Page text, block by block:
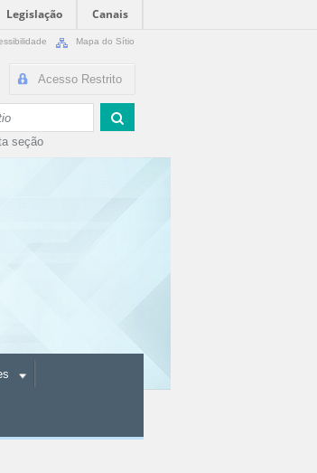
Legislação
Canais
Mapa do Sítio
Acesso Restrito
seção